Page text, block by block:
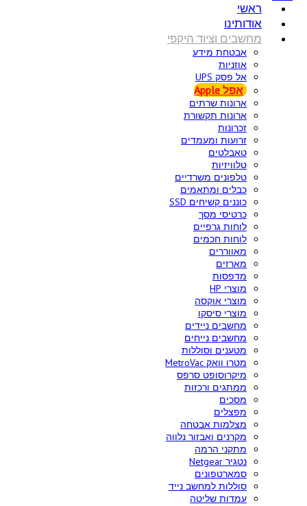
ראשי
אודותינו
מחשבים וציוד היקפי
אבטחת מידע
אוזניות
אל פסק UPS
אפל Apple
ארונות שרתים
ארונות תקשורת
זכרונות
זרועות ומעמדים
טאבלטים
טלוויזיות
טלפונים משרדיים
כבלים ומתאמים
כוננים קשיחים SSD
כרטיסי מסך
לוחות גרפיים
לוחות חכמים
מאווררים
מארזים
מדפסות
מוצרי HP
מוצרי אוקסה
מוצרי סיסקו
מחשבים ניידים
מחשבים נייחים
מטענים וסוללות
מטרו וואק MetroVac
מיקרוסופט סרפס
ממתגים ורכזות
מסכים
מפצלים
מצלמות אבטחה
מקרנים ואבזור נלווה
מתקני הרמה
נטגיר Netgear
סמארטפונים
סוללות למחשב נייד
עמדות שליטה